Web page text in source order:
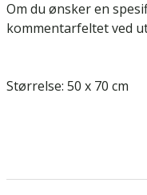
Om du ønsker en
kommentarfeltet ved
Størrelse: 50 x 70 cm